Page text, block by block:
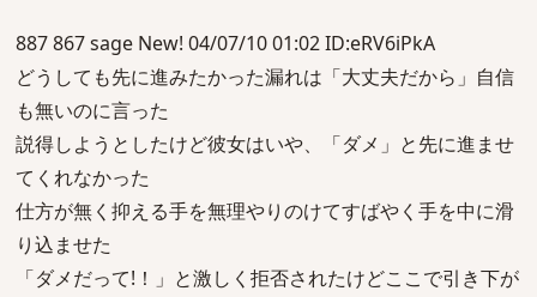
887 867 sage New! 04/07/10 01:02 ID:eRV6iPkA
どうしても先に進みたかった漏れは「大丈夫だから」自信
も無いのに言った
説得しようとしたけど彼女はいや、「ダメ」と先に進ませ
てくれなかった
仕方が無く抑える手を無理やりのけてすばやく手を中に滑
り込ませた
「ダメだって!！」と激しく拒否されたけどここで引き下が